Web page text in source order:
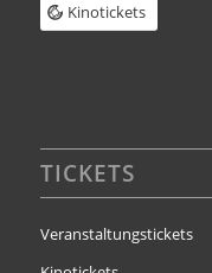
Kinotickets
TICKETS
Veranstaltungstickets